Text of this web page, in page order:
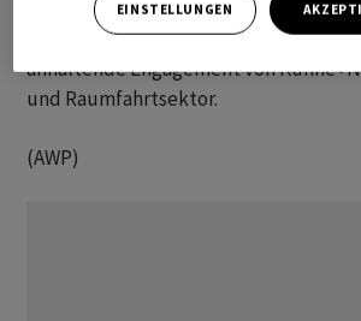
Diese Partnerschaft untermauere
anhaltende Engagement von
und Raumfahrtsektor.
(AWP)
EINSTELLUNGEN